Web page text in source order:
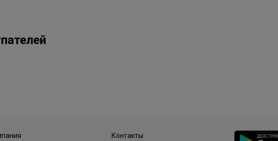
Контакты